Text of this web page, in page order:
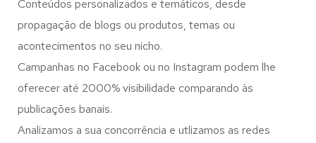
Conteúdos personalizados e temáticos, desde
propagação de blogs ou produtos, temas ou
acontecimentos no seu nicho.
Campanhas no Facebook ou no Instagram podem lhe
oferecer até 2000% visibilidade comparando às
publicações banais.
Analizamos a sua concorrência e utlizamos as redes